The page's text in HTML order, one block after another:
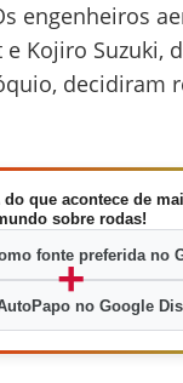
engenheiros
Kojiro Suzuki,
decidiram
do que acontece de
sobre rodas!
fonte preferida no
+
no Google